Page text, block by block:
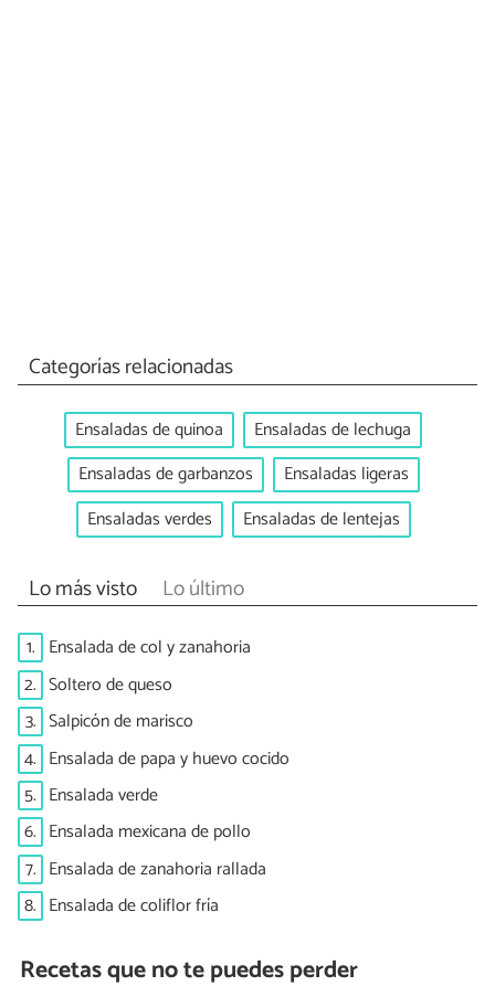
Categorías relacionadas
Ensaladas de quinoa
Ensaladas de lechuga
Ensaladas de garbanzos
Ensaladas ligeras
Ensaladas verdes
Ensaladas de lentejas
Lo más visto Lo último
1. Ensalada de col y zanahoria
2. Soltero de queso
3. Salpicón de marisco
4. Ensalada de papa y huevo cocido
5. Ensalada verde
6. Ensalada mexicana de pollo
7. Ensalada de zanahoria rallada
8. Ensalada de coliflor fría
Recetas que no te puedes perder